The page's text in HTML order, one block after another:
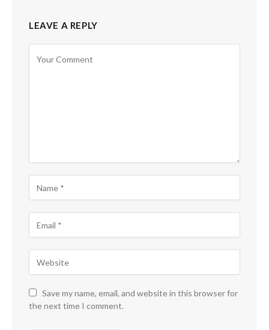
LEAVE A REPLY
Save my name, email, and website in this browser for
the next time I comment.